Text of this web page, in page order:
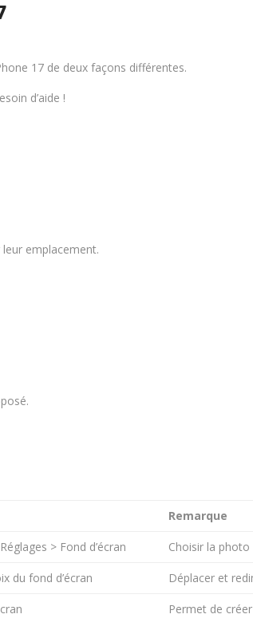
17 de deux façons différentes.
d’aide !
emplacement.
Remarque
> Fond d’écran Choisir la
du fond d’écran Déplacer et
Permet de